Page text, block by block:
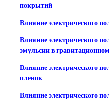
покрытий
Влияние электрического
Влияние электрического
эмульсии в
Влияние электрического
пленок
Влияние электрического